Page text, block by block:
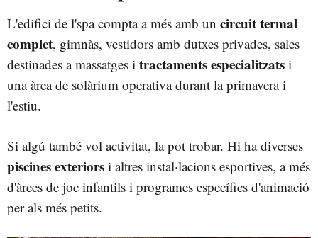
L'edifici de l'spa compta a més amb un circuit termal
complet, gimnàs, vestidors amb dutxes privades, sales
destinades a massatges i tractaments especialitzats i
una àrea de solàrium operativa durant la primavera i
l'estiu.
Si algú també vol activitat, la pot trobar. Hi ha diverses
piscines exteriors i altres instal·lacions esportives, a més
d'àrees de joc infantils i programes específics d'animació
per als més petits.